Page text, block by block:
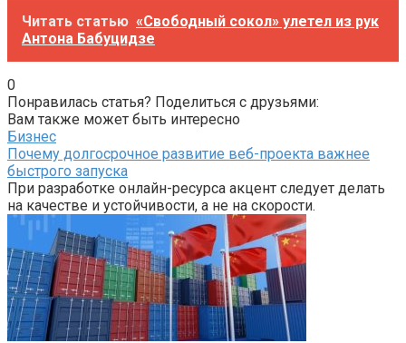
Читать статью «Свободный сокол» улетел из рук
Антона Бабуцидзе
0
Понравилась статья? Поделиться с друзьями:
Вам также может быть интересно
Бизнес
Почему долгосрочное развитие веб-проекта важнее
быстрого запуска
При разработке онлайн-ресурса акцент следует делать
на качестве и устойчивости, а не на скорости.